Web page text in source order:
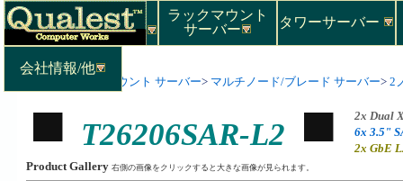
ラックマウント
サーバー
タワーサーバー
会社情報/他
ラックマウント サーバー> マルチノード/ブレード サーバー> 2
T26206SAR-L2
2x Dual
6x 3.5"
2x GbE
Product Gallery 右側の画像をクリックすると大きな画像が見られます。